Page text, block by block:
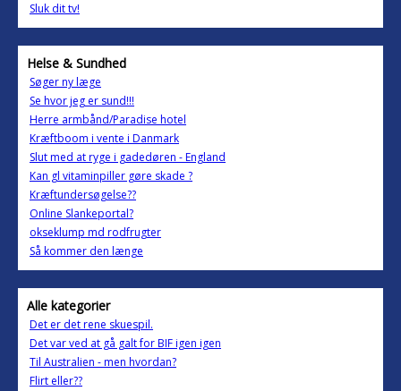
Sluk dit tv!
Helse & Sundhed
Søger ny læge
Se hvor jeg er sund!!!
Herre armbånd/Paradise hotel
Kræftboom i vente i Danmark
Slut med at ryge i gadedøren - England
Kan gl vitaminpiller gøre skade ?
Kræftundersøgelse??
Online Slankeportal?
okseklump md rodfrugter
Så kommer den længe
Alle kategorier
Det er det rene skuespil.
Det var ved at gå galt for BIF igen igen
Til Australien - men hvordan?
Flirt eller??